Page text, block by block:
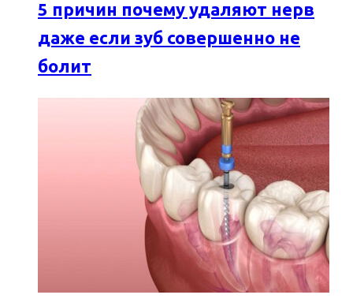
5 причин почему удаляют нерв
даже если зуб совершенно не
болит